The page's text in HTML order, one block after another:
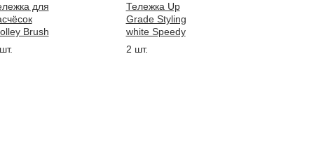
для
Brush
Тележка Up
Grade Styling
white Speedy
2 шт.